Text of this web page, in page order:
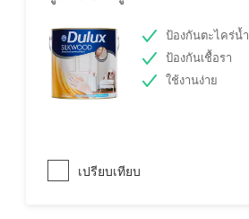
ป้องกันตะไคร่น้ำ
ป้องกันเชื้อรา
ใช้งานง่าย
เปรียบเทียบ